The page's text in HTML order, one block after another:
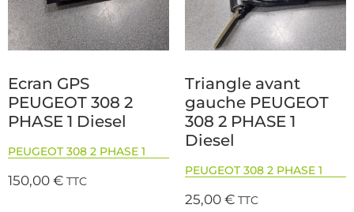
Ecran GPS
PEUGEOT 308 2
PHASE 1 Diesel
PEUGEOT 308 2 PHASE 1
150,00€ TTC
Triangle avant
gauche PEUGEOT
308 2 PHASE 1
Diesel
PEUGEOT 308 2 PHASE 1
25,00€ TTC